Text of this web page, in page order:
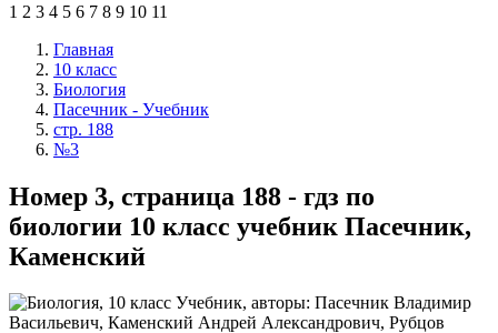
1 2 3 4 5 6 7 8 9 10 11
Главная
10 класс
Биология
Пасечник - Учебник
стр. 188
№3
Номер 3, страница 188 - гдз по
биологии 10 класс учебник Пасечник,
Каменский